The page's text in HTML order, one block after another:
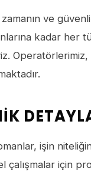
ve
kadar her
Operatörlerimiz,
işin
çalışmalar için